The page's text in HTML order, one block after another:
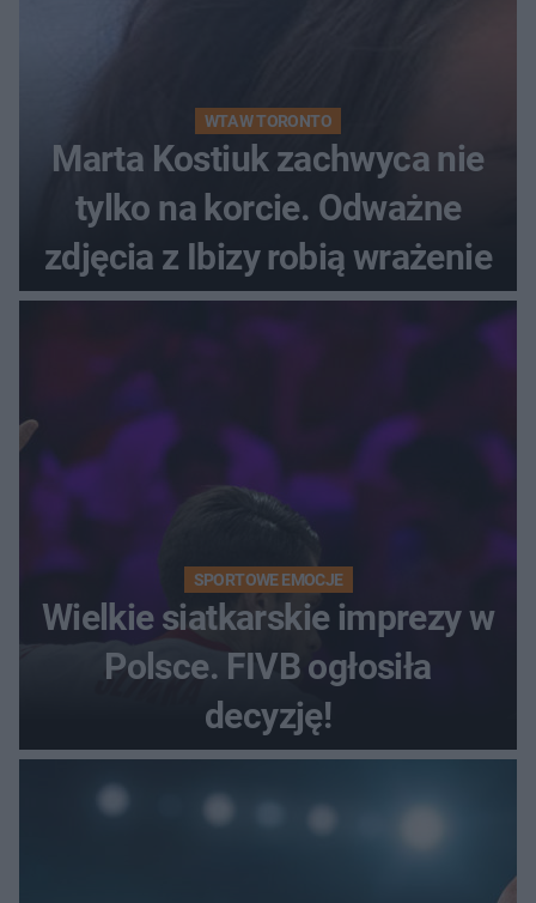
WTA W TORONTO
Marta Kostiuk zachwyca nie
tylko na korcie. Odważne
zdjęcia z Ibizy robią wrażenie
SPORTOWE EMOCJE
Wielkie siatkarskie imprezy w
Polsce. FIVB ogłosiła
decyzję!